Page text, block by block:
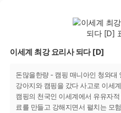
이세계 최강 요리사 되다 [D]
돈많을한량 - 캠핑 매니아인 청와대
강아지와 캠핑을 갔다 사고로 이세
캠핑의 천국인 이세계에서 유유자
료를 만들고 강해지면서 펼치는 모